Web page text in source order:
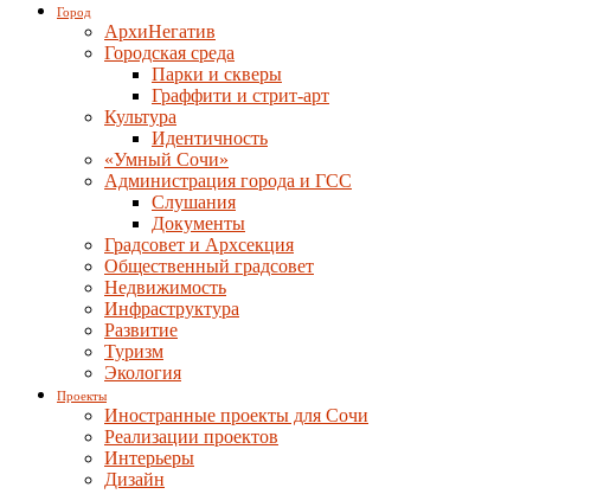
Город
АрхиНегатив
Городская среда
Парки и скверы
Граффити и стрит-арт
Культура
Идентичность
«Умный Сочи»
Администрация города и ГСС
Слушания
Документы
Градсовет и Архсекция
Общественный градсовет
Недвижимость
Инфраструктура
Развитие
Туризм
Экология
Проекты
Иностранные проекты для Сочи
Реализации проектов
Интерьеры
Дизайн